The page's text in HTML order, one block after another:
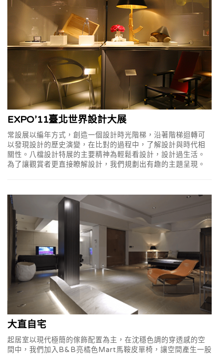
EXPO’11臺北世界設計大展
常設展以編年方式，創造一個設計時光階梯，沿著階梯迴轉可
以發現設計的歷史演變，在比對的過程中，了解設計與時代相
關性。八檔設計特展的主要精神為輕鬆看設計，設計過生活。
為了讓觀賞者更直接瞭解設計，我們規劃出有趣的主題呈現。
大直自宅
起居室以現代極簡的傢飾配置為主，在沈穩色調的穿透感的空
間中，我們加入B&B亮橘色Mart馬鞍皮單椅，讓空間產生一股